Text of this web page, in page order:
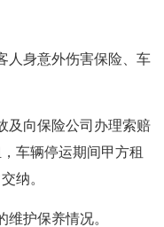
人身意外伤害保险、车
及向保险公司办理索赔
车辆停运期间甲方租
纳。
护保养情况。